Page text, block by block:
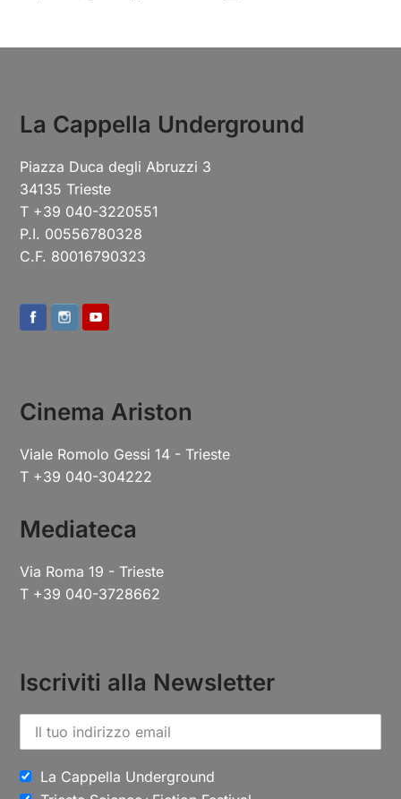
La Cappella Underground
Piazza Duca degli Abruzzi 3
34135 Trieste
T +39 040-3220551
P.I. 00556780328
C.F. 80016790323
Cinema Ariston
Viale Romolo Gessi 14 - Trieste
T +39 040-304222
Mediateca
Via Roma 19 - Trieste
T +39 040-3728662
Iscriviti alla Newsletter
La Cappella Underground